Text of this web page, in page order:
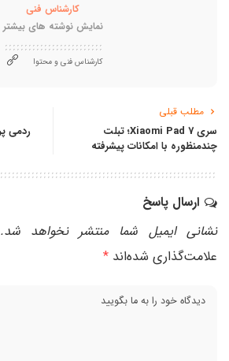
کارشناس فنی
نمایش نوشته های بیشتر
کارشناس فنی و محتوا
مطلب قبلی
سری Xiaomi Pad 7؛ تبلت
چندمنظوره با امکانات پیشرفته
ارسال پاسخ
نشانی ایمیل شما منتشر نخواهد شد.
علامت‌گذاری شده‌اند *